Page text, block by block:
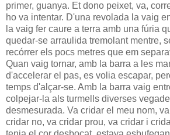
primer, guanya. Et dono peixet, va,
ho va intentar. D'una revolada la vaig
la vaig fer caure a terra amb una fúria
quedar-se arraulida tremolant mentre,
recórrer els pocs metres que em
Quan vaig tornar, amb la barra a les
d'accelerar el pas, es volia escapar,
temps d'alçar-se. Amb la barra vaig
colpejar-la als turmells diverses
desmesurada. Va cridar el meu nom,
cridar no, va cridar prou, va cridar i